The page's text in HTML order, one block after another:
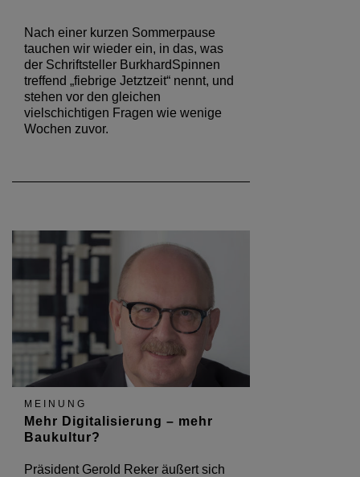
Nach einer kurzen Sommerpause
tauchen wir wieder ein, in das, was
der Schriftsteller BurkhardSpinnen
treffend „fiebrige Jetztzeit“ nennt, und
stehen vor den gleichen
vielschichtigen Fragen wie wenige
Wochen zuvor.
MEINUNG
Mehr Digitalisierung – mehr
Baukultur?
Präsident Gerold Reker äußert sich